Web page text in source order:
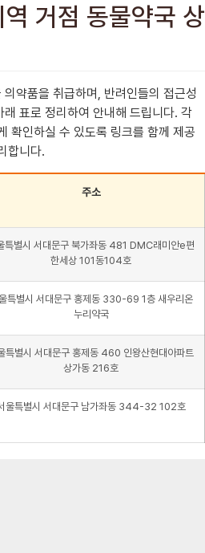
거점 동물약국 상
약품을 취급하며, 반려인들의 접근성
표로 정리하여 안내해 드립니다. 각
확인하실 수 있도록 링크를 함께 제공
합니다.
주소
특별시 서대문구 북가좌동 481 DMC래미안e편
한세상 101동104호
특별시 서대문구 홍제동 330-69 1층 새우리온
누리약국
특별시 서대문구 홍제동 460 인왕산현대아파트
상가동 216호
울특별시 서대문구 남가좌동 344-32 102호